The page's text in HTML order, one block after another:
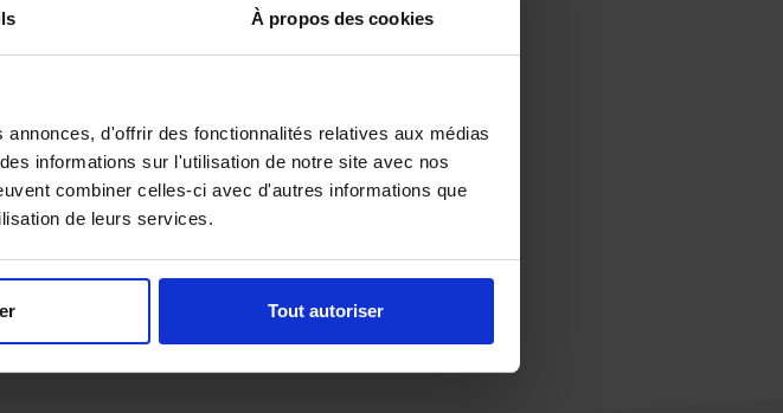
À propos des cookies
d'offrir des fonctionnalités relatives aux médias
informations sur l'utilisation de notre site avec nos
combiner celles-ci avec d'autres informations que
de leurs services.
Tout autoriser
Vous souhaitez être